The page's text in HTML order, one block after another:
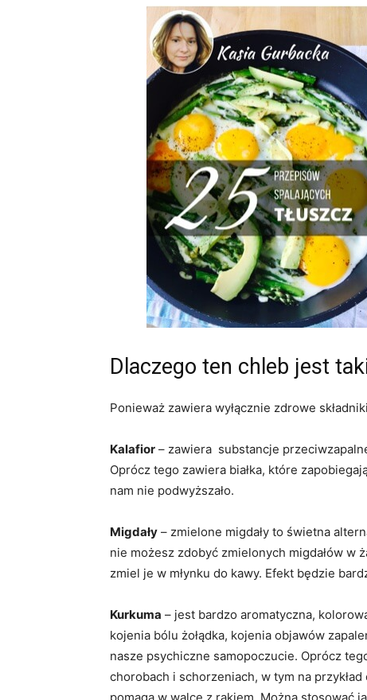
Dlaczego ten chleb jest
Ponieważ zawiera wyłącznie zdrowe
Kalafior – zawiera substancje
Oprócz tego zawiera białka, które
nam nie podwyższało.
Migdały – zmielone migdały to świetna
nie możesz zdobyć zmielonych migdałów w
zmiel je w młynku do kawy. Efekt będzie
Kurkuma – jest bardzo aromatyczna,
kojenia bólu żołądka, kojenia objawów
nasze psychiczne samopoczucie. Oprócz
chorobach i schorzeniach, w tym na